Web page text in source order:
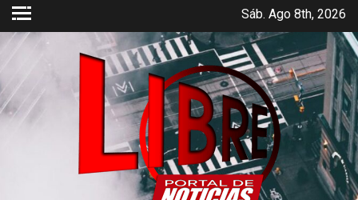
Saltar
contenido
Sáb. Ago 8th, 2026